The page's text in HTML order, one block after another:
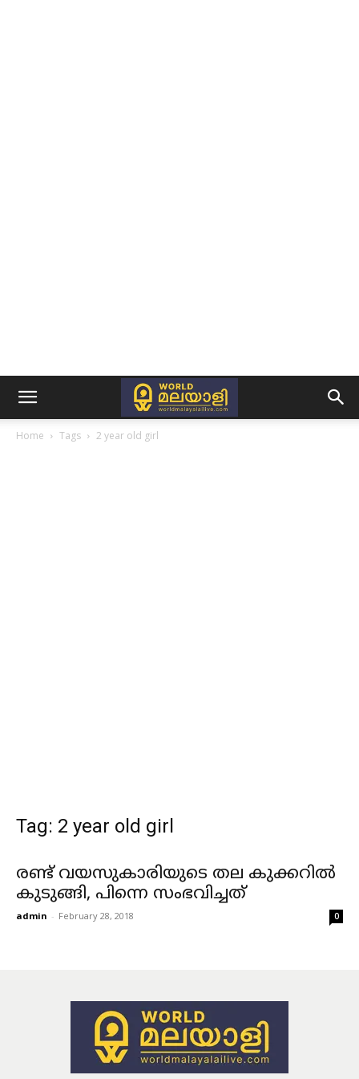
Home Tags 2 year old girl
Tag: 2 year old girl
രണ്ട് വയസുകാരിയുടെ തല കുക്കറില്‍
കുടുങ്ങി, പിന്നെ സംഭവിച്ചത്
admin - February 28, 2018 0